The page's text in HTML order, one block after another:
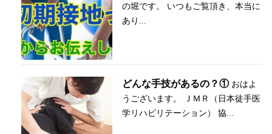
の堀です。 いつもご覧頂き、本当に
あり...
どんな手技があるの？① おはよ
うございます。 ＪＭＲ（日本徒手医
学リハビリテーション） 協...